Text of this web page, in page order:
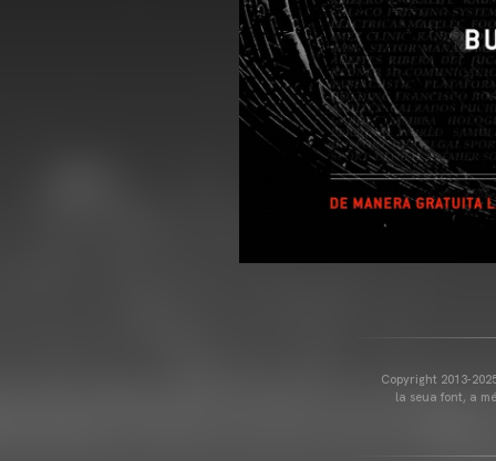
Copyright 2013-
la seua font, a